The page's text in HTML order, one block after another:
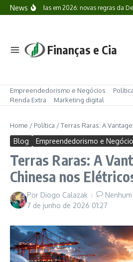
Ir para o conteúdo
News
Criptomoedas em 2026: novas regras da
Finanças e Cia
Empreendedorismo e Negócios
Política
Renda Extra
Marketing digital
Home / Política /Terras Raras: A
Blog Empreendedorismo e
Terras Raras: A
Chinesa nos
Por Diogo Calazak
7 de junho de 2026 01:27